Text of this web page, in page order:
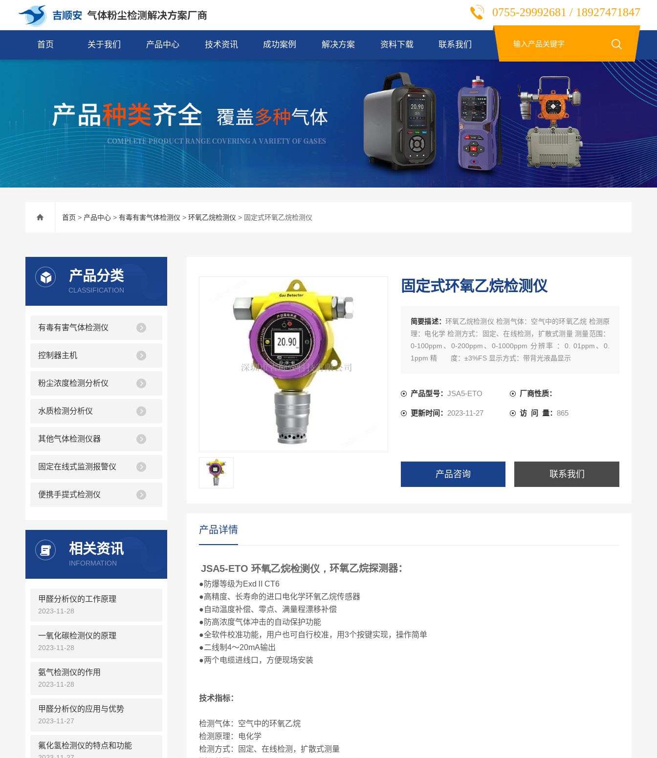
0755-29992681 / 18927471847
首页 关于我们 产品中心 技术资讯 成功案例 解决方案 资料下载 联系我们
首页 > 产品中心 > 有毒有害气体检测仪 > 环氧乙烷检测仪 > 固定式环氧乙烷检测仪
固定式环氧乙烷检测仪
简要描述：环氧乙烷检测仪 检测气体：空气中的环氧乙烷 检测原
理：电化学 检测方式：固定、在线检测，扩散式测量 测量范围：
0-100ppm、0-200ppm、0-1000ppm 分辨率 ：0. 01ppm、0.
1ppm 精 度：±3%FS 显示方式：带背光液晶显示
产品型号： JSA5-ETO 厂商性质：
更新时间： 2023-11-27 访 问 量：865
产品咨询 联系我们
产品详情
JSA5-ETO 环氧乙烷检测仪， 环氧乙烷探测器：
●防爆等级为Exd
CT6
●高精度、长寿命的进口电化学环氧乙烷传感器
●自动温度补偿、零点、满量程漂移补偿
●防高浓度气体冲击的自动保护功能
●全软件校准功能，用户也可自行校准，用3个按键实现，操作简单
●二线制 4～20mA输出
●两个电缆进线口，方便现场安装
技术指标：
检测气体：空气中的环氧乙烷
检测原理：电化学
检测方式：固定、在线检测，扩散式测量
产品分类
CLASSIFICATION
有毒有害气体检测仪
控制器主机
粉尘浓度检测分析仪
水质检测分析仪
其他气体检测仪器
固定在线式监测报警仪
便携手提式检测仪
相关资讯
INFORMATION
甲醛分析仪的工作原理
2023-11-28
一氧化碳检测仪的原理
2023-11-28
氨气检测仪的作用
2023-11-28
甲醛分析仪的应用与优势
2023-11-27
氟化氢检测仪的特点和功能